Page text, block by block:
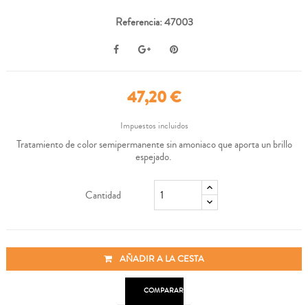
Referencia: 47003
47,20 €
Impuestos incluidos
Tratamiento de color semipermanente sin amoniaco que aporta un brillo
espejado.
Cantidad
AÑADIR A LA CESTA
COMPARAR